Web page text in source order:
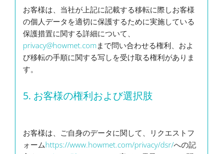
お客様は、当社が上記に記載する移転に際しお客様
の個人データを適切に保護するために実施している
保護措置に関する詳細について、
privacy@howmet.com まで問い合わせる権利、およ
び移転の手順に関する写しを受け取る権利がありま
す。
5. お客様の権利および選択肢
お客様は、ご自身のデータに関して、リクエストフ
ォームhttps://www.howmet.com/privacy/dsr/への記